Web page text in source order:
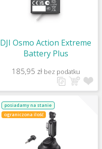
DJI Osmo Action Extreme
Battery Plus
185,95 zł bez podatku
posiadamy na stanie
ograniczona ilość